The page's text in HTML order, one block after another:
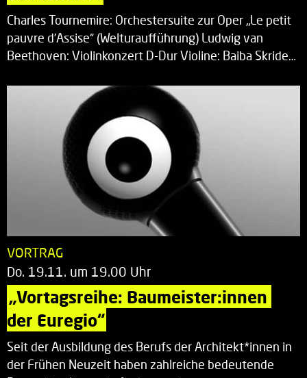
Charles Tournemire: Orchestersuite zur Oper „Le petit
pauvre d’Assise“ (Welturaufführung) Ludwig van
Beethoven: Violinkonzert D-Dur Violine: Baiba Skride…
VORTRAG
Do. 19.11. um 19.00 Uhr
„Vortagsreihe: Baumeister:innen
der Euregio“
Seit der Ausbildung des Berufs der Architekt*innen in
der Frühen Neuzeit haben zahlreiche bedeutende